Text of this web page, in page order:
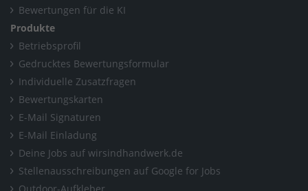
Bewertungen für die KI
Produkte
Betriebsprofil
Gedrucktes Bewertungsformular
Individuelle Zusatzfragen
Bewertungskarten
E-Mail Signaturen
E-Mail Einladung
Deine Jobs auf wirsindhandwerk.de
Stellenausschreibungen auf Google for Jobs